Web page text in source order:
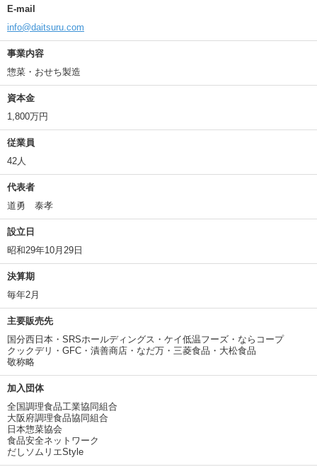
E-mail
info@daitsuru.com
事業内容
惣菜・おせち製造
資本金
1,800万円
従業員
42人
代表者
道勇 泰孝
設立日
昭和29年10月29日
決算期
毎年2月
主要販売先
国分西日本・SRSホールディングス・ケイ低温フーズ・ならコープ
クックデリ・GFC・漬善商店・なだ万・三菱食品・大松食品
敬称略
加入団体
全国調理食品工業協同組合
大阪府調理食品協同組合
日本惣菜協会
食品安全ネットワーク
だしソムリエStyle